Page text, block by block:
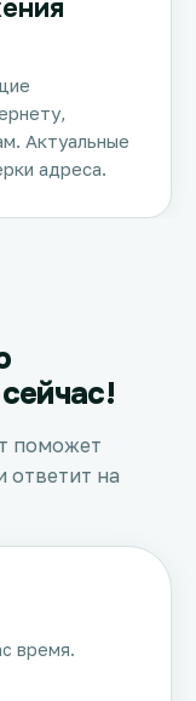
Актуальные
адреса.
поможет
ответит на
время.